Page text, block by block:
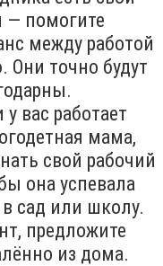
— помогите
между работой
точно будут
вас работает
мама,
свой рабочий
она успевала
сад или школу.
предложите
из дома.